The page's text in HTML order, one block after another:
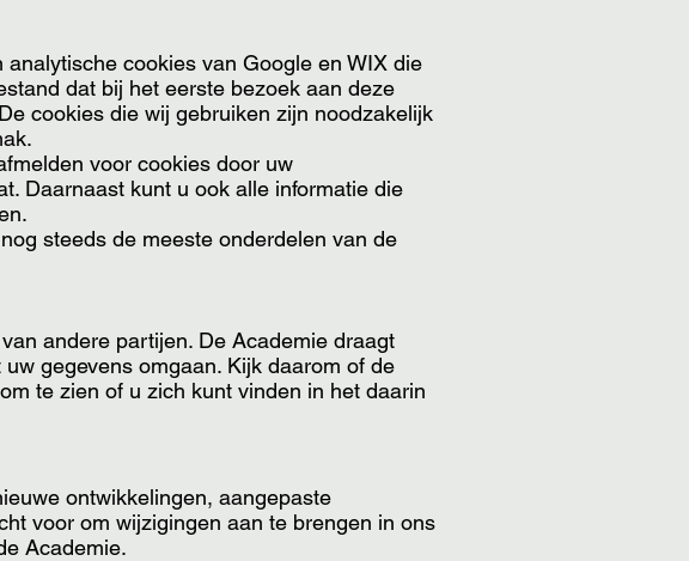
cookies van Google en WIX die
dat bij het eerste bezoek aan deze
cookies die wij gebruiken zijn noodzakelijk
voor cookies door uw
Daarnaast kunt u ook alle informatie die
steeds de meeste onderdelen van de
andere partijen. De Academie draagt
gegevens omgaan. Kijk daarom of de
te zien of u zich kunt vinden in het daarin
ontwikkelingen, aangepaste
voor om wijzigingen aan te brengen in ons
Academie.